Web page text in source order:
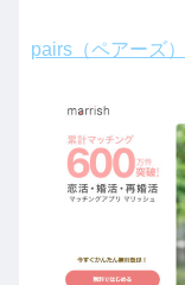
pairs（ペアーズ